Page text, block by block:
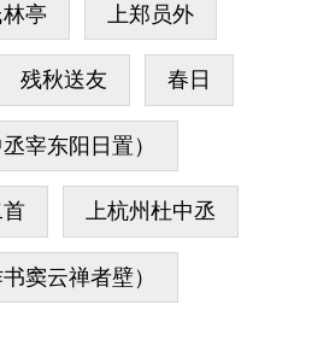
亭 上郑员外
残秋送友 春日
宰东阳日置）
上杭州杜中丞
窦云禅者壁）